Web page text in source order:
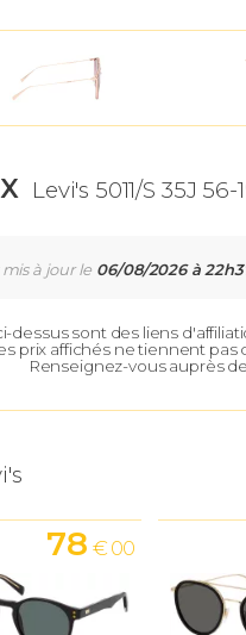
Levi's 5011/S 35J 56-
mis à jour le 06/08/2026 à
dessus sont des liens
prix affichés ne tiennent pas
Renseignez-vous auprès
78 € 00